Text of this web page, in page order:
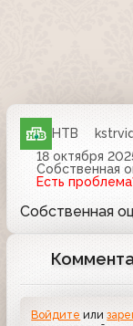
НТВ
18 октября
Собственная
Есть
Собственная
Войдите или